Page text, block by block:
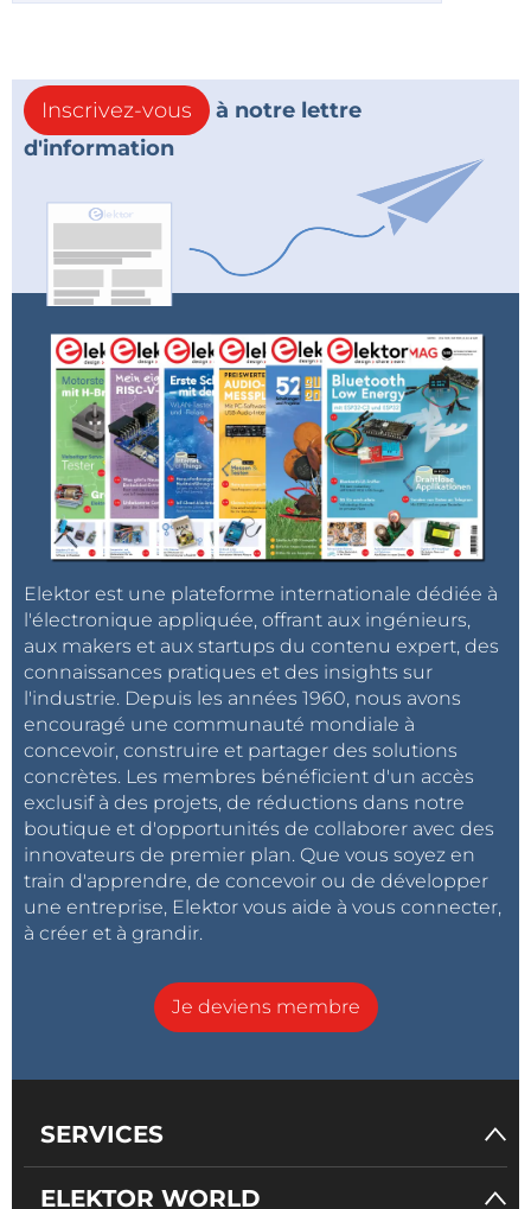
Inscrivez-vous
à notre lettre
d'information
Elektor est une plateforme internationale dédiée à
l'électronique appliquée, offrant aux ingénieurs,
aux makers et aux startups du contenu expert, des
connaissances pratiques et des insights sur
l'industrie. Depuis les années 1960, nous avons
encouragé une communauté mondiale à
concevoir, construire et partager des solutions
concrètes. Les membres bénéficient d'un accès
exclusif à des projets, de réductions dans notre
boutique et d'opportunités de collaborer avec des
innovateurs de premier plan. Que vous soyez en
train d'apprendre, de concevoir ou de développer
une entreprise, Elektor vous aide à vous connecter,
à créer et à grandir.
Je deviens membre
SERVICES
ELEKTOR WORLD